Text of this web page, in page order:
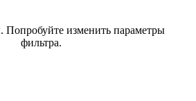
изменить параметры
фильтра.